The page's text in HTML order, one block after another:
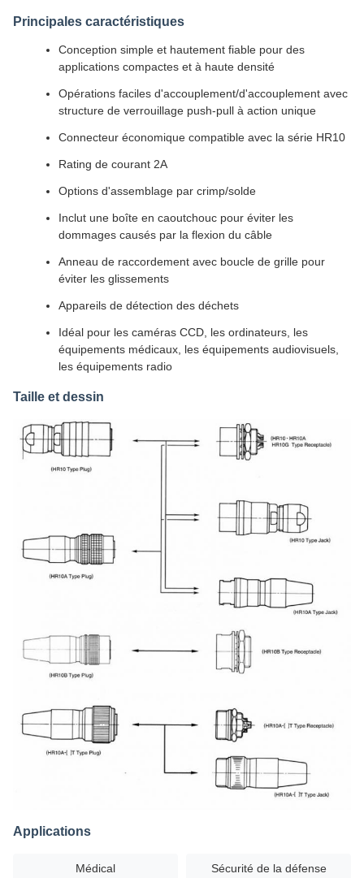
Principales caractéristiques
Conception simple et hautement fiable pour des
applications compactes et à haute densité
Opérations faciles d'accouplement/d'accouplement avec
structure de verrouillage push-pull à action unique
Connecteur économique compatible avec la série HR10
Rating de courant 2A
Options d'assemblage par crimp/solde
Inclut une boîte en caoutchouc pour éviter les
dommages causés par la flexion du câble
Anneau de raccordement avec boucle de grille pour
éviter les glissements
Appareils de détection des déchets
Idéal pour les caméras CCD, les ordinateurs, les
équipements médicaux, les équipements audiovisuels,
les équipements radio
Taille et dessin
Applications
Médical Sécurité de la défense